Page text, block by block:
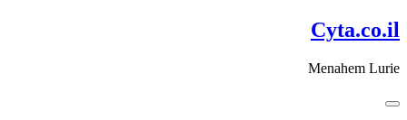
דלג
לתוכן
Cyta.co.il
Menahem Lurie